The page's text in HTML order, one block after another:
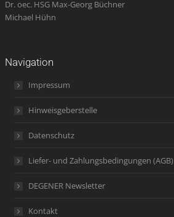
Dr. oec. HSG Max-Georg Büchner
Michael Hühn
Navigation
Impressum
Hinweisgeberstelle
Datenschutz
Liefer- und Zahlungsbedingungen (AGB)
DEGENER Newsletter
Kontakt